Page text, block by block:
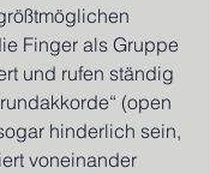
Finger als Gruppe
und rufen ständig
(open
hinderlich sein,
voneinander